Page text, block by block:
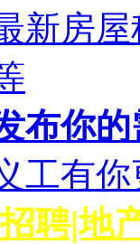
新房
布你
工有
聘|地